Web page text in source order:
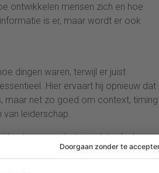
ontwikkelen mensen zich en hoe
is er, maar wordt er ook
dingen waren, terwijl er juist
Hier ervaart hij opnieuw dat
maar net zo goed om context, timing
leiderschap.
te sturen, en strategisch te denken
scherper op capaciteit en